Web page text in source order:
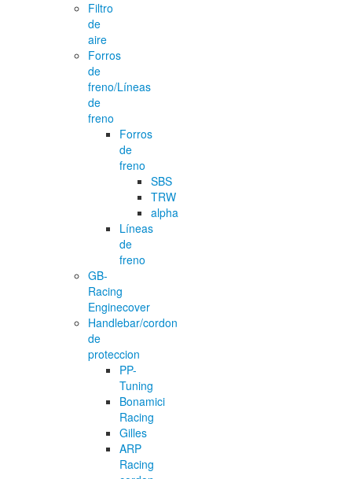
Filtro
de
aire
Forros
de
freno/Líneas
de
freno
Forros
de
freno
SBS
TRW
alpha
Líneas
de
freno
GB-
Racing
Enginecover
Handlebar/cordon
de
proteccion
PP-
Tuning
Bonamici
Racing
Gilles
ARP
Racing